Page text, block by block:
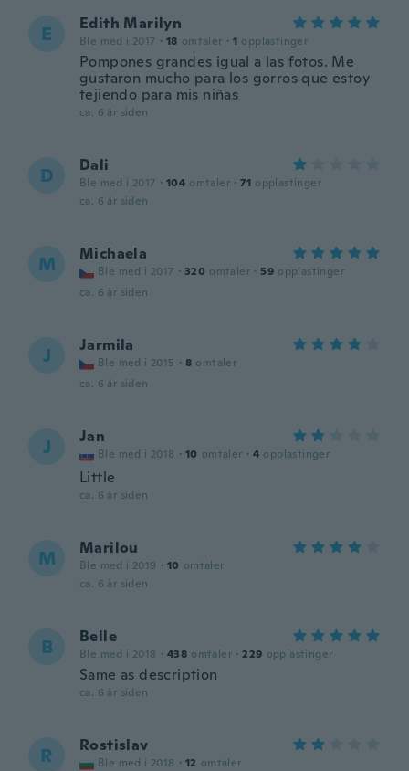
E Edith Marilyn
Ble med i 2017 · 18 omtaler · 1 opplastinger
Pompones grandes igual a las fotos. Me
gustaron mucho para los gorros que estoy
tejiendo para mis niñas
ca. 6 år siden
D Dali
Ble med i 2017 · 104 omtaler · 71 opplastinger
ca. 6 år siden
M Michaela
Ble med i 2017 · 320 omtaler · 59 opplastinger
ca. 6 år siden
J Jarmila
Ble med i 2015 · 8 omtaler
ca. 6 år siden
J Jan
Ble med i 2018 · 10 omtaler · 4 opplastinger
Little
ca. 6 år siden
M Marilou
Ble med i 2019 · 10 omtaler
ca. 6 år siden
B Belle
Ble med i 2018 · 438 omtaler · 229 opplastinger
Same as description
ca. 6 år siden
R Rostislav
Ble med i 2018 · 12 omtaler